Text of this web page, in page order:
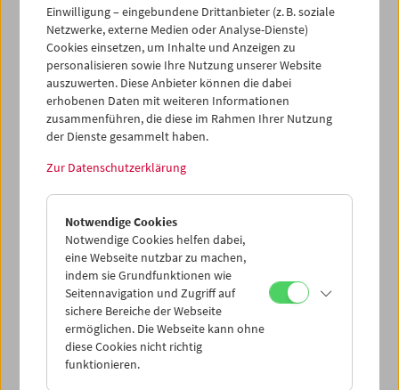
Bruce Baillie
Einwilligung – eingebundene Drittanbieter (z. B. soziale
Netzwerke, externe Medien oder Analyse-Dienste)
Cookies einsetzen, um Inhalte und Anzeigen zu
personalisieren sowie Ihre Nutzung unserer Website
auszuwerten. Diese Anbieter können die dabei
erhobenen Daten mit weiteren Informationen
zusammenführen, die diese im Rahmen Ihrer Nutzung
der Dienste gesammelt haben.
Zur Datenschutzerklärung
Notwendige Cookies
Notwendige Cookies helfen dabei,
eine Webseite nutzbar zu machen,
indem sie Grundfunktionen wie
Seitennavigation und Zugriff auf
sichere Bereiche der Webseite
ermöglichen. Die Webseite kann ohne
diese Cookies nicht richtig
funktionieren.